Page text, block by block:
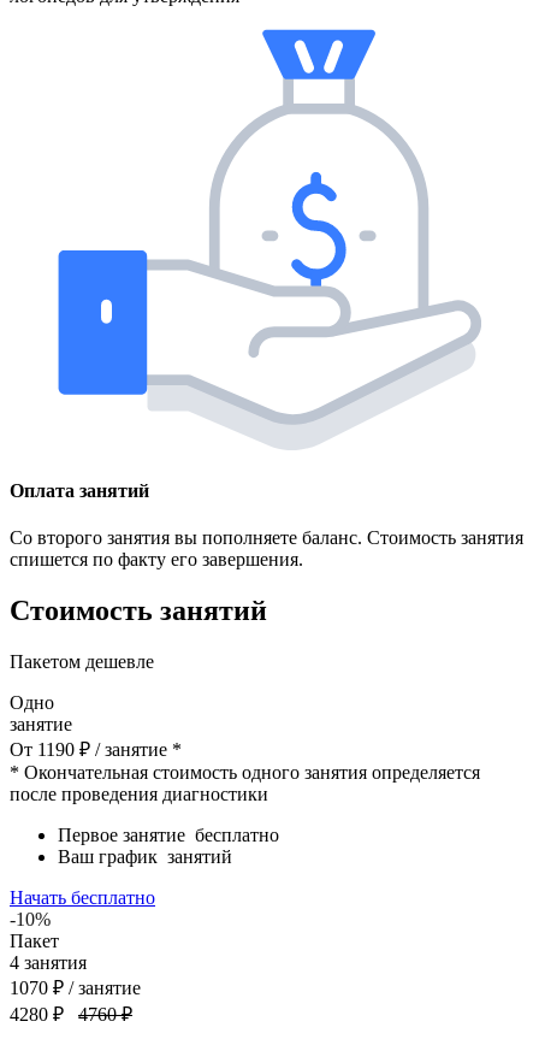
Оплата занятий
Со второго занятия вы пополняете баланс. Стоимость занятия
спишется по факту его завершения.
Стоимость занятий
Пакетом дешевле
Одно
занятие
От 1190 ₽ / занятие *
* Окончательная стоимость одного занятия определяется
после проведения диагностики
Первое занятие бесплатно
Ваш график занятий
Начать бесплатно
-10%
Пакет
4 занятия
1070 ₽ / занятие
4280 ₽
4760 ₽